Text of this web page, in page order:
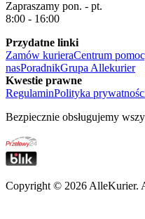
Zapraszamy pon. - pt.
8:00 - 16:00
Przydatne linki
Zamów kurieraCentrum
nasPoradnikGrupa Allekurier
Kwestie prawne
RegulaminPolityka
Bezpiecznie obsługujemy
Copyright © 2026AlleKurier.